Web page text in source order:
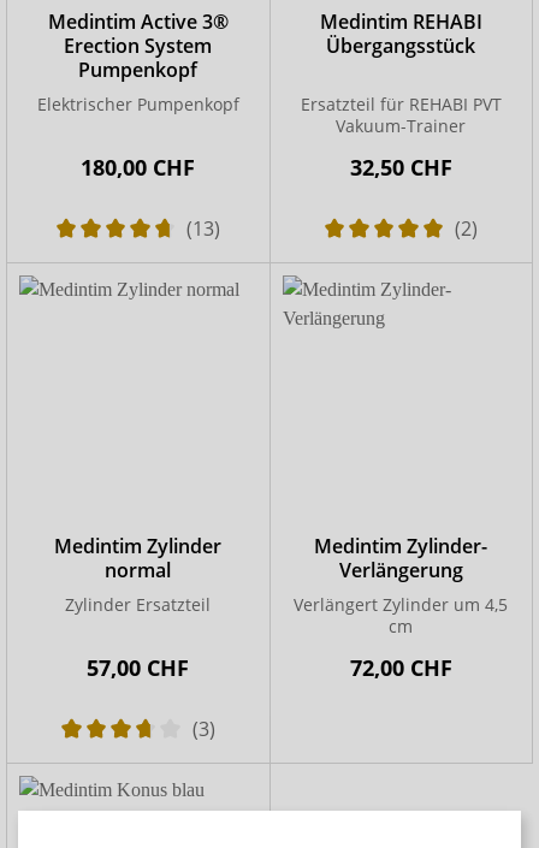
Medintim Active 3®
Erection System
Pumpenkopf
Elektrischer Pumpenkopf
180,00 CHF
(13)
Medintim REHABI
Übergangsstück
Ersatzteil für REHABI PVT
Vakuum-Trainer
32,50 CHF
(2)
Medintim Zylinder
normal
Zylinder Ersatzteil
57,00 CHF
(3)
Medintim Zylinder-
Verlängerung
Verlängert Zylinder um 4,5
cm
72,00 CHF